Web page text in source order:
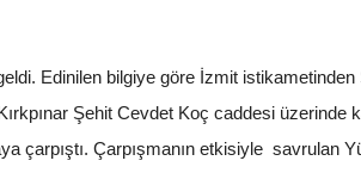
Edinilen bilgiye göre İzmit
Şehit Cevdet Koç caddesi
çarpıştı. Çarpışmanın etkisiyle savrulan